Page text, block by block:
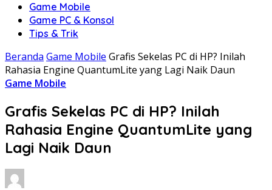
Game Mobile
Game PC & Konsol
Tips & Trik
Beranda Game Mobile Grafis Sekelas PC di HP? Inilah
Rahasia Engine QuantumLite yang Lagi Naik Daun
Game Mobile
Grafis Sekelas PC di HP? Inilah
Rahasia Engine QuantumLite yang
Lagi Naik Daun